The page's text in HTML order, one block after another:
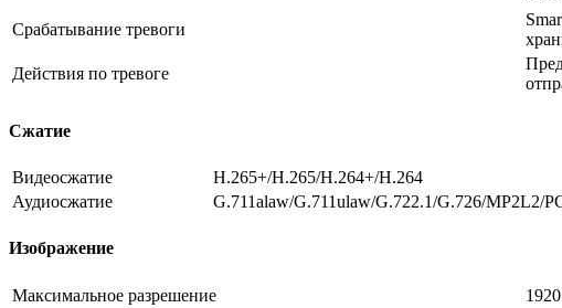
Срабатывание тревоги
Действия по тревоге
Сжатие
Видеосжатие
H.265+/H.265/H.264+/H.264
Аудиосжатие
G.711alaw/G.711ulaw/G.722.1/G.726/MP2L2/
Изображение
Максимальное разрешение